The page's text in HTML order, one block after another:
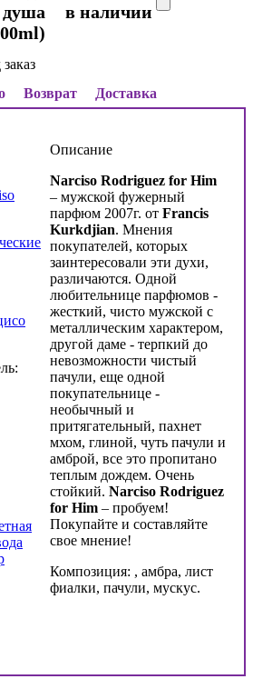
душа
в наличии
Возврат Доставка
Описание
Narciso Rodriguez for Him
– мужской фужерный
парфюм 2007г. от Francis
Kurkdjian. Мнения
покупателей, которых
заинтересовали эти духи,
различаются. Одной
любительнице парфюмов -
жесткий, чисто мужской с
металлическим характером,
другой даме - терпкий до
невозможности чистый
пачули, еще одной
покупательнице -
необычный и
притягательный, пахнет
мхом, глиной, чуть пачули и
амброй, все это пропитано
теплым дождем. Очень
стойкий. Narciso Rodriguez
for Him – пробуем!
Покупайте и составляйте
свое мнение!
Композиция: , амбра, лист
фиалки, пачули, мускус.